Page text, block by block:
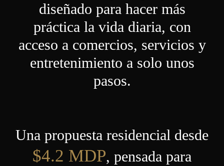
diseñado para hacer más
práctica la vida diaria, con
acceso a comercios, servicios y
entretenimiento a solo unos
pasos.
Una propuesta residencial desde
$4.2 MDP, pensada para